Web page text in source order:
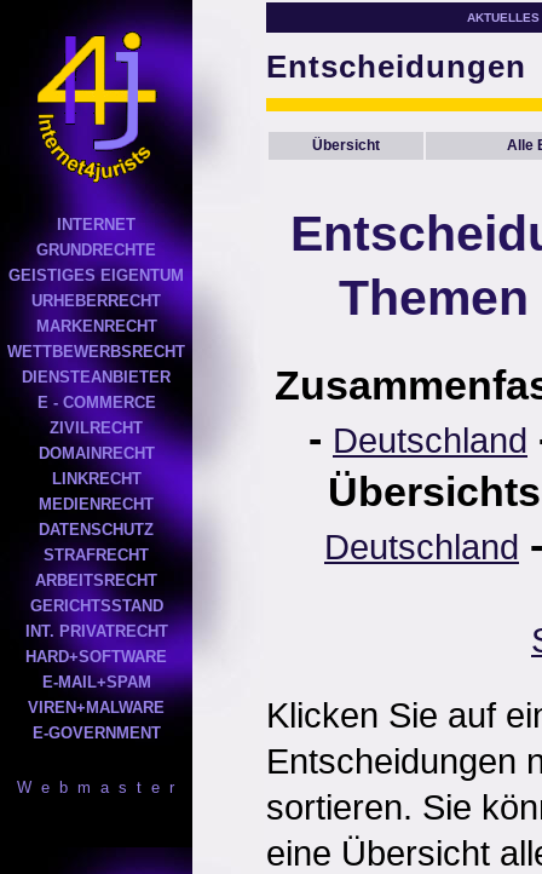
INTERNET
GRUNDRECHTE
GEISTIGES EIGENTUM
URHEBERRECHT
MARKENRECHT
WETTBEWERBSRECHT
DIENSTEANBIETER
E - COMMERCE
ZIVILRECHT
DOMAINRECHT
LINKRECHT
MEDIENRECHT
DATENSCHUTZ
STRAFRECHT
ARBEITSRECHT
GERICHTSSTAND
INT. PRIVATRECHT
HARD+SOFTWARE
E-MAIL+SPAM
VIREN+MALWARE
E-GOVERNMENT
W e b m a s t e r
AKTUELLES
Entscheidungen
Übersicht Alle
- Deutschland
Deutschland
Klicken Sie auf
Entscheidungen
sortieren. Sie
eine Übersicht